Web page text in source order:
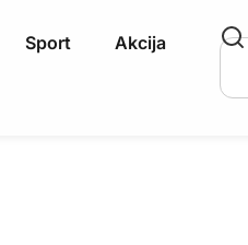
Sport Akcija